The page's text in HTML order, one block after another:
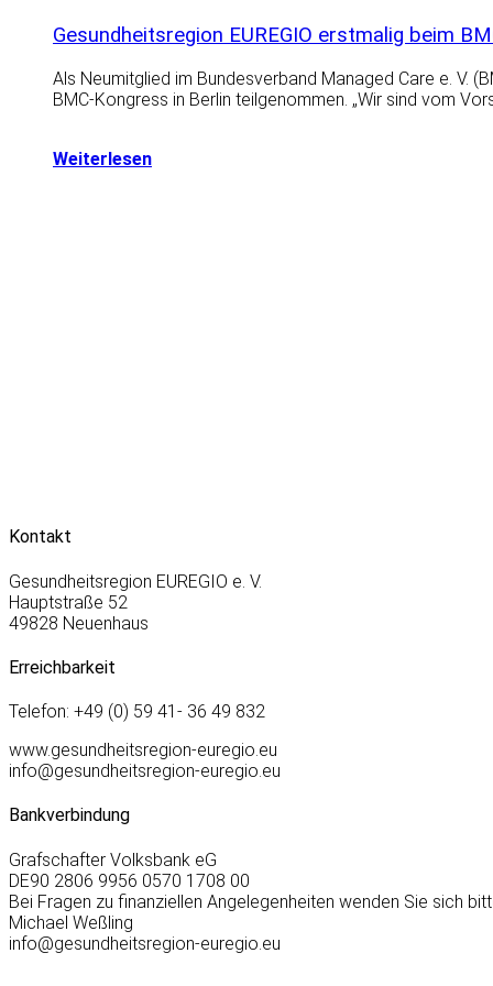
Gesundheitsregion EUREGIO erstmalig beim
Als Neumitglied im Bundesverband Managed Care e. V.
BMC-Kongress in Berlin teilgenommen. „Wir sind vom
Weiterlesen
Kontakt
Gesundheitsregion EUREGIO e. V.
Hauptstraße 52
49828 Neuenhaus
Erreichbarkeit
Telefon: +49 (0) 59 41- 36 49 832
www.gesundheitsregion-euregio.eu
info@gesundheitsregion-euregio.eu
Bankverbindung
Grafschafter Volksbank eG
DE90 2806 9956 0570 1708 00
Bei Fragen zu finanziellen Angelegenheiten wenden Sie sich
Michael Weßling
info@gesundheitsregion-euregio.eu